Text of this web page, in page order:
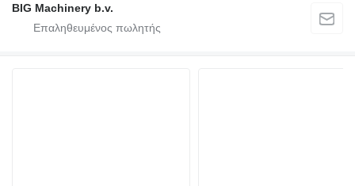
BIG Machinery b.v.